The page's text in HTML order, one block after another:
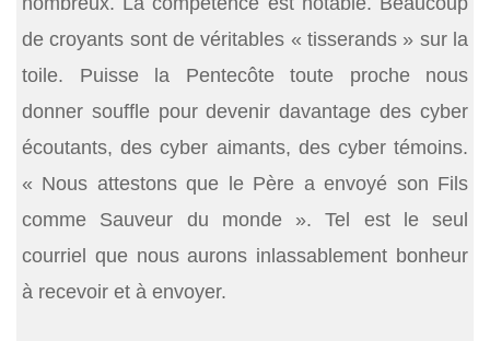
de croyants sont de véritables « tisserands » sur la
toile. Puisse la Pentecôte toute proche nous
donner souffle pour devenir davantage des cyber
écoutants, des cyber aimants, des cyber témoins.
« Nous attestons que le Père a envoyé son Fils
comme Sauveur du monde ». Tel est le seul
courriel que nous aurons inlassablement bonheur
à recevoir et à envoyer.